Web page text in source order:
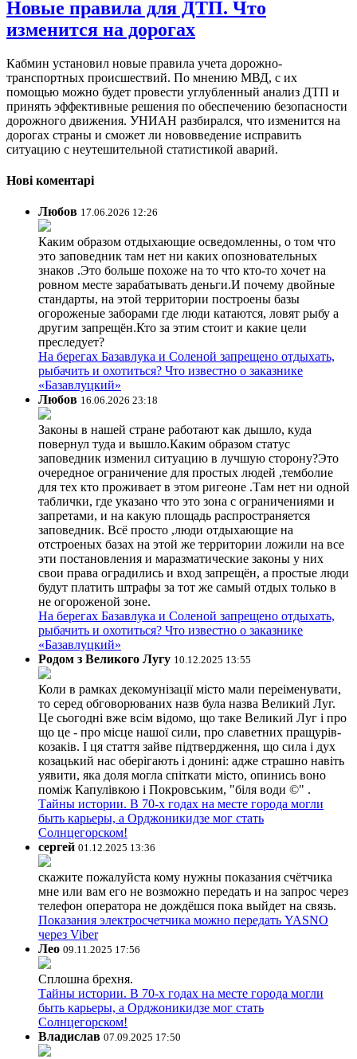
Новые правила для ДТП. Что
изменится на дорогах
Кабмин установил новые правила учета дорожно-
транспортных происшествий. По мнению МВД, с их
помощью можно будет провести углубленный анализ ДТП и
принять эффективные решения по обеспечению безопасности
дорожного движения. УНИАН разбирался, что изменится на
дорогах страны и сможет ли нововведение исправить
ситуацию с неутешительной статистикой аварий.
Нові коментарі
Любов 17.06.2026 12:26
Каким образом отдыхающие осведомленны, о том что
это заповедник там нет ни каких опозновательных
знаков .Это больше похоже на то что кто-то хочет на
ровном месте зарабатывать деньги.И почему двойные
стандарты, на этой территории построены базы
огороженые заборами где люди катаются, ловят рыбу а
другим запрещён.Кто за этим стоит и какие цели
преследует?
На берегах Базавлука и Соленой запрещено отдыхать,
рыбачить и охотиться? Что известно о заказнике
«Базавлуцкий»
Любов 16.06.2026 23:18
Законы в нашей стране работают как дышло, куда
повернул туда и вышло.Каким образом статус
заповедник изменил ситуацию в лучшую сторону?Это
очередное ограничение для простых людей ,темболие
для тех кто проживает в этом ригеоне .Там нет ни одной
таблички, где указано что это зона с ограничениями и
запретами, и на какую площадь распространяется
заповедник. Всё просто ,люди отдыхающие на
отстроеных базах на этой же территории ложили на все
эти постановления и маразматические законы у них
свои права оградились и вход запрещён, а простые люди
будут платить штрафы за тот же самый отдых только в
не огороженой зоне.
На берегах Базавлука и Соленой запрещено отдыхать,
рыбачить и охотиться? Что известно о заказнике
«Базавлуцкий»
Родом з Великого Лугу 10.12.2025 13:55
Коли в рамках декомунізації місто мали переіменувати,
то серед обговорюваних назв була назва Великий Луг.
Це сьогодні вже всім відомо, що таке Великий Луг і про
що це - про місце нашої сили, про славетних пращурів-
козаків. І ця стаття зайве підтвердження, що сила і дух
козацький нас оберігають і донині: адже страшно навіть
уявити, яка доля могла спіткати місто, опинись воно
поміж Капулівкою і Покровським, "біля води ©" .
Тайны истории. В 70-х годах на месте города могли
быть карьеры, а Орджоникидзе мог стать
Солнцегорском!
сергей 01.12.2025 13:36
скажите пожалуйста кому нужны показания счётчика
мне или вам его не возможно передать и на запрос через
телефон оператора не дождёшся пока выйдет на связь.
Показания электросчетчика можно передать YASNO
через Viber
Лео 09.11.2025 17:56
Сплошна брехня.
Тайны истории. В 70-х годах на месте города могли
быть карьеры, а Орджоникидзе мог стать
Солнцегорском!
Владислав 07.09.2025 17:50